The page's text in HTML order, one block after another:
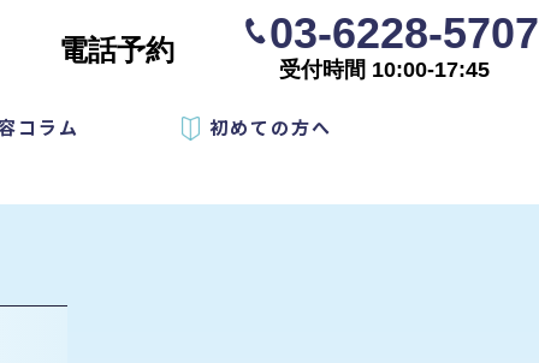
電話予約 03-6228-5707
受付時間 10:00-17:45
コラム
初めての方へ